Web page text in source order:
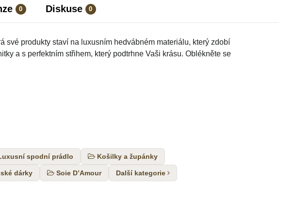
0 Diskuse 0
produkty staví na luxusním hedvábném materiálu, který zdobí
a s perfektním střihem, který podtrhne Vaši krásu. Oblékněte se
spodní prádlo Košilky a župánky
dárky Soie D’Amour Další kategorie